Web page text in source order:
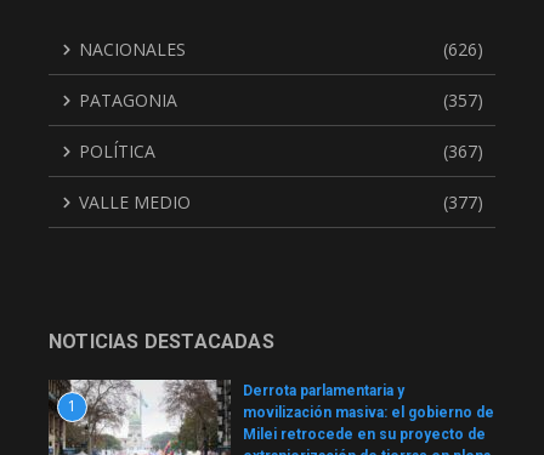
NACIONALES (626)
PATAGONIA (357)
POLÍTICA (367)
VALLE MEDIO (377)
NOTICIAS DESTACADAS
1
Derrota parlamentaria y
movilización masiva: el gobierno de
Milei retrocede en su proyecto de